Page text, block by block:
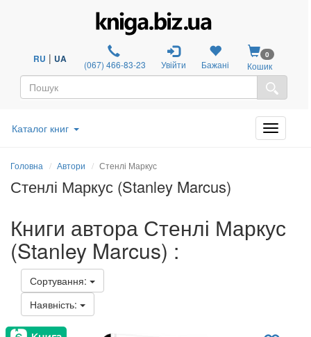
RU | UA (067) 466-83-23 Увійти Бажані
0
Кошик
Каталог книг
Головна Автори Стенлі Маркус
Стенлі Маркус (Stanley Marcus)
Книги автора Стенлі Маркус
(Stanley Marcus) :
Сортування:
Наявність: